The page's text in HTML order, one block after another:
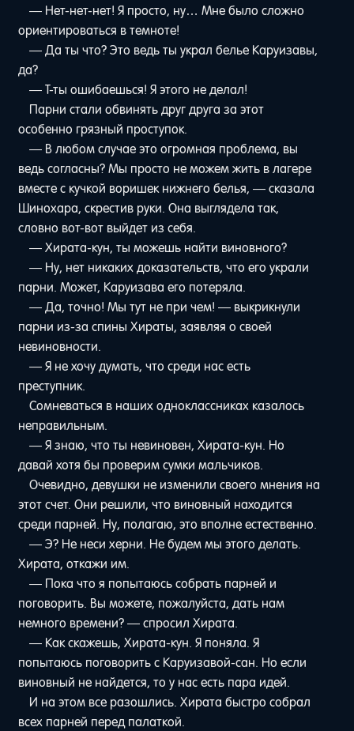
— Нет-нет-нет! Я просто, ну… Мне было сложно
ориентироваться в темноте!
— Да ты что? Это ведь ты украл белье Каруизавы,
да?
— Т-ты ошибаешься! Я этого не делал!
Парни стали обвинять друг друга за этот
особенно грязный проступок.
— В любом случае это огромная проблема, вы
ведь согласны? Мы просто не можем жить в лагере
вместе с кучкой воришек нижнего белья, — сказала
Шинохара, скрестив руки. Она выглядела так,
словно вот-вот выйдет из себя.
— Хирата-кун, ты можешь найти виновного?
— Ну, нет никаких доказательств, что его украли
парни. Может, Каруизава его потеряла.
— Да, точно! Мы тут не при чем! — выкрикнули
парни из-за спины Хираты, заявляя о своей
невиновности.
— Я не хочу думать, что среди нас есть
преступник.
Сомневаться в наших одноклассниках казалось
неправильным.
— Я знаю, что ты невиновен, Хирата-кун. Но
давай хотя бы проверим сумки мальчиков.
Очевидно, девушки не изменили своего мнения на
этот счет. Они решили, что виновный находится
среди парней. Ну, полагаю, это вполне естественно.
— Э? Не неси херни. Не будем мы этого делать.
Хирата, откажи им.
— Пока что я попытаюсь собрать парней и
поговорить. Вы можете, пожалуйста, дать нам
немного времени? — спросил Хирата.
— Как скажешь, Хирата-кун. Я поняла. Я
попытаюсь поговорить с Каруизавой-сан. Но если
виновный не найдется, то у нас есть пара идей.
И на этом все разошлись. Хирата быстро собрал
всех парней перед палаткой.